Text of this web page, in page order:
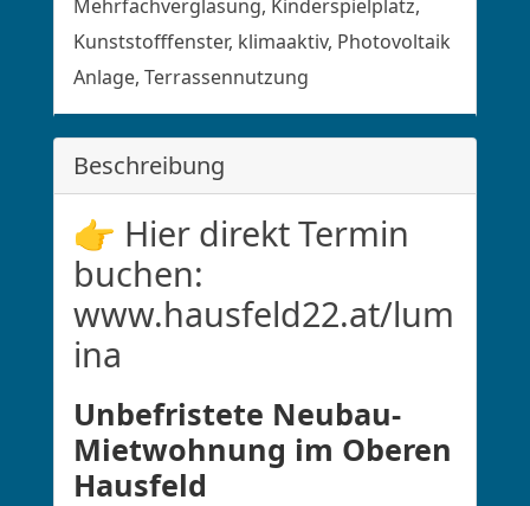
Mehrfachverglasung, Kinderspielplatz,
Kunststofffenster, klimaaktiv, Photovoltaik
Anlage, Terrassennutzung
Beschreibung
👉 Hier direkt Termin
buchen:
www.hausfeld22.at/lum
ina
Unbefristete Neubau-
Mietwohnung im Oberen
Hausfeld